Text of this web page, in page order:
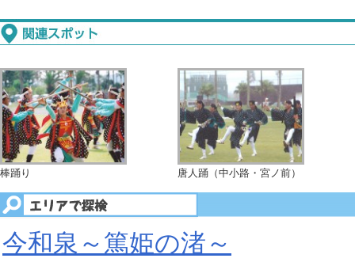
棒踊り 唐人踊（中小路・宮ノ前）
今和泉～篤姫の渚～